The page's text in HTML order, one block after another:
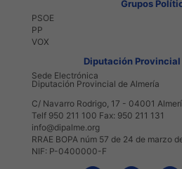
Grupos
PSOE
PP
VOX
Diputación
Sede Electrónica
Diputación Provincial de Almería
C/ Navarro Rodrigo, 17 - 04001
Telf 950 211 100 Fax: 950 211 131
info@dipalme.org
RRAE BOPA núm 57 de 24 de marzo
NIF: P-0400000-F